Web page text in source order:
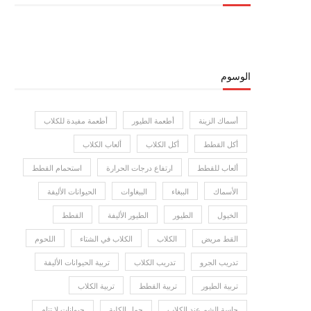
الوسوم
أسماك الزينة أطعمة الطيور أطعمة مفيدة للكلاب
أكل القطط أكل الكلاب ألعاب الكلاب
ألعاب للقطط ارتفاع درجات الحرارة استحمام القطط
الأسماك الببغاء الببغاوات الحيوانات الأليفة
الخيول الطيور الطيور الأليفة القطط
القط مريض الكلاب الكلاب في الشتاء اللحوم
تدريب الجرو تدريب الكلاب تربية الحيوانات الأليفة
تربية الطيور تربية القطط تربية الكلاب